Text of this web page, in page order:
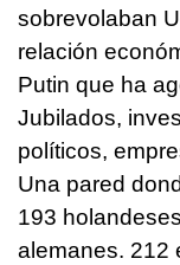
sobrevolaban
relación
Putin que ha
Jubilados,
políticos,
Una pared
193
alemanes. 212